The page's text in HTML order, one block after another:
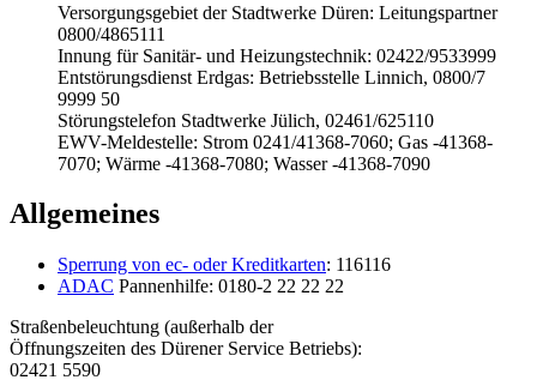
Versorgungsgebiet der Stadtwerke Düren: Leitungspartner
0800/4865111
Innung für Sanitär- und Heizungstechnik: 02422/9533999
Entstörungsdienst Erdgas: Betriebsstelle Linnich, 0800/7
9999 50
Störungstelefon Stadtwerke Jülich, 02461/625110
EWV-Meldestelle: Strom 0241/41368-7060; Gas -41368-
7070; Wärme -41368-7080; Wasser -41368-7090
Allgemeines
Sperrung von ec- oder Kreditkarten: 116116
ADAC Pannenhilfe: 0180-2 22 22 22
Straßenbeleuchtung (außerhalb der
Öffnungszeiten des Dürener Service Betriebs):
02421 5590